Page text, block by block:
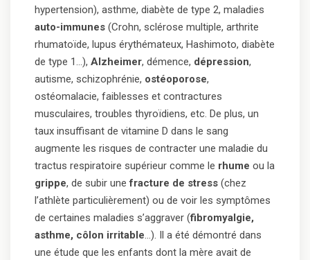
hypertension), asthme, diabète de type 2, maladies
auto-immunes (Crohn, sclérose multiple, arthrite
rhumatoïde, lupus érythémateux, Hashimoto, diabète
de type 1…), Alzheimer, démence, dépression,
autisme, schizophrénie, ostéoporose,
ostéomalacie, faiblesses et contractures
musculaires, troubles thyroïdiens, etc. De plus, un
taux insuffisant de vitamine D dans le sang
augmente les risques de contracter une maladie du
tractus respiratoire supérieur comme le rhume ou la
grippe, de subir unefracture de stress (chez
l’athlète particulièrement) ou de voir les symptômes
de certaines maladies s’aggraver (fibromyalgie,
asthme, côlon irritable…). Il a été démontré dans
une étude que les enfants dont la mère avait de